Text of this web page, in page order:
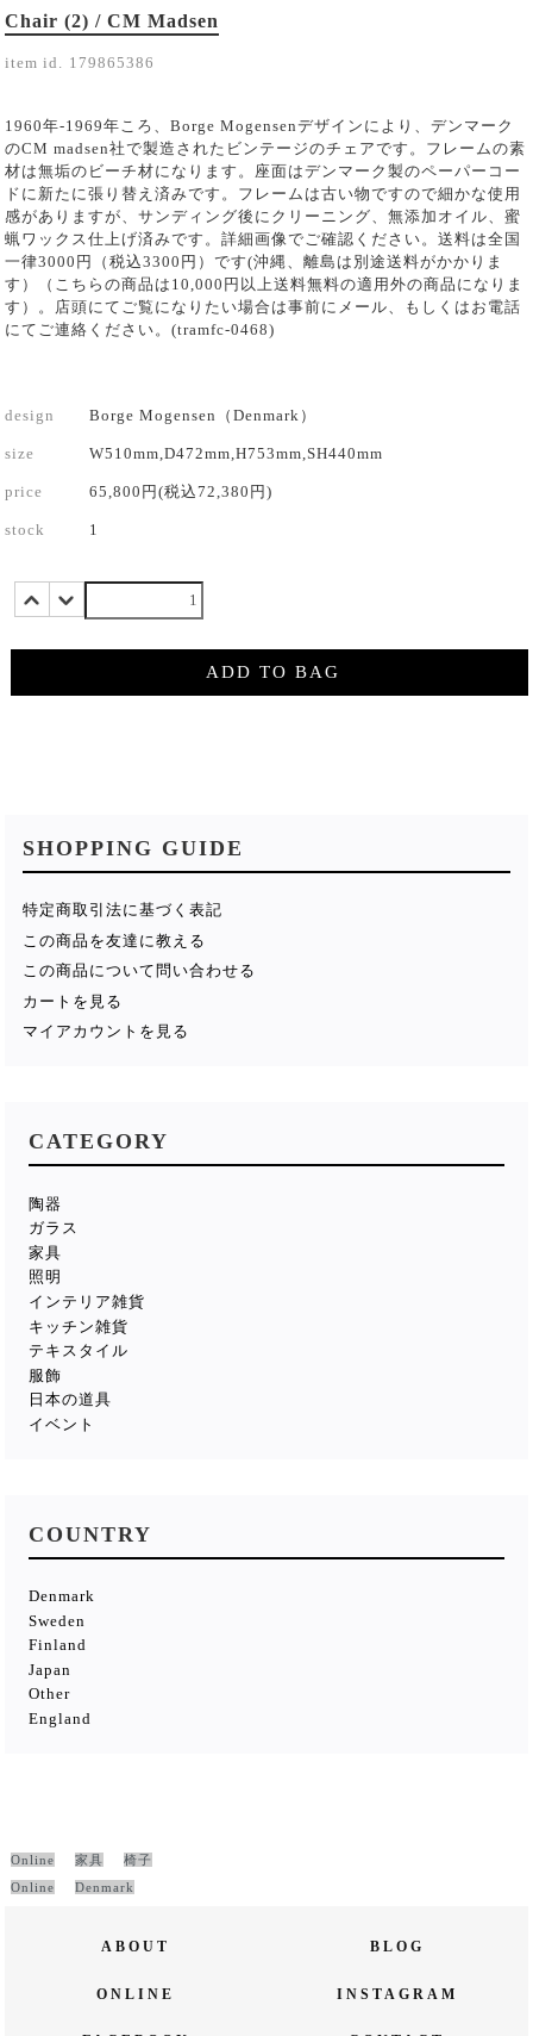
Chair (2) / CM Madsen
item id. 179865386
1960年-1969年ころ、Borge Mogensenデザインにより、デンマーク
のCM madsen社で製造されたビンテージのチェアです。フレームの素
材は無垢のビーチ材になります。座面はデンマーク製のペーパーコー
ドに新たに張り替え済みです。フレームは古い物ですので細かな使用
感がありますが、サンディング後にクリーニング、無添加オイル、蜜
蝋ワックス仕上げ済みです。詳細画像でご確認ください。送料は全国
一律3000円（税込3300円）です(沖縄、離島は別途送料がかかりま
す）（こちらの商品は10,000円以上送料無料の適用外の商品になりま
す）。店頭にてご覧になりたい場合は事前にメール、もしくはお電話
にてご連絡ください。(tramfc-0468)
design Borge Mogensen（Denmark）
size W510mm,D472mm,H753mm,SH440mm
price 65,800円(税込72,380円)
stock 1
ADD TO BAG
SHOPPING GUIDE
特定商取引法に基づく表記
この商品を友達に教える
この商品について問い合わせる
カートを見る
マイアカウントを見る
CATEGORY
陶器
ガラス
家具
照明
インテリア雑貨
キッチン雑貨
テキスタイル
服飾
日本の道具
イベント
COUNTRY
Denmark
Sweden
Finland
Japan
Other
England
Online 家具
椅子
Online
Denmark
ABOUT BLOG
ONLINE INSTAGRAM